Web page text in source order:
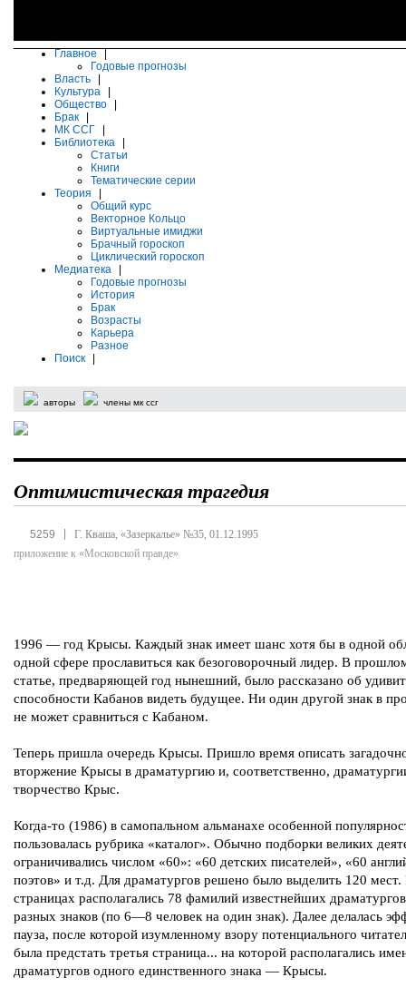
Главное
Годовые прогнозы
Власть
Культура
Общество
Брак
МК ССГ
Библиотека
Статьи
Книги
Тематические серии
Теория
Общий курс
Векторное Кольцо
Виртуальные имиджи
Брачный гороскоп
Циклический гороскоп
Медиатека
Годовые прогнозы
История
Брак
Возрасты
Карьера
Разное
Поиск
авторы члены мк ссг
Оптимистическая трагедия
5259
Г. Кваша, «Зазеркалье» №35, 01.12.1995
приложение к «Московской правде»
1996 — год Крысы. Каждый знак имеет шанс хотя бы в одной
одной сфере прославиться как безоговорочный лидер. В
статье, предваряющей год нынешний, было рассказано об
способности Кабанов видеть будущее. Ни один другой знак в
не может сравниться с Кабаном.
Теперь пришла очередь Крысы. Пришло время описать
вторжение Крысы в драматургию и, соответственно,
творчество Крыс.
Когда-то (1986) в самопальном альманахе особенной
пользовалась рубрика «каталог». Обычно подборки великих
ограничивались числом «60»: «60 детских писателей», «60
поэтов» и т.д. Для драматургов решено было выделить 120 мест.
страницах располагались 78 фамилий известнейших
разных знаков (по 6—8 человек на один знак). Далее делалась
пауза, после которой изумленному взору потенциального
была предстать третья страница... на которой располагались
драматургов одного единственного знака — Крысы.